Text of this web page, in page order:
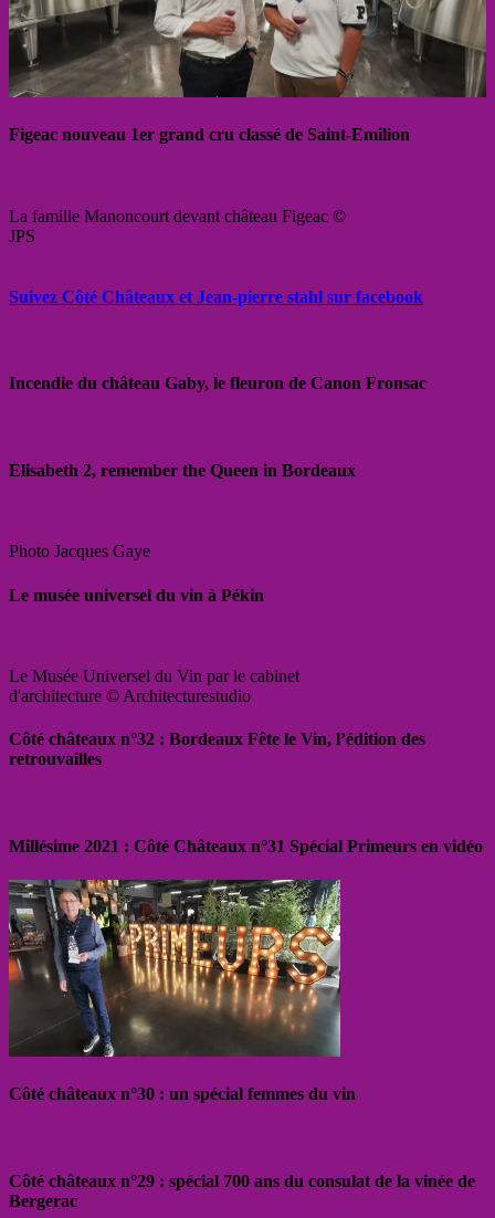
Figeac nouveau 1er grand cru classé de Saint-Emilion
La famille Manoncourt devant château Figeac ©
JPS
Suivez Côté Châteaux et Jean-pierre stahl sur facebook
Incendie du château Gaby, le fleuron de Canon Fronsac
Elisabeth 2, remember the Queen in Bordeaux
Photo Jacques Gaye
Le musée universel du vin à Pékin
Le Musée Universel du Vin par le cabinet
d'architecture © Architecturestudio
Côté châteaux n°32 : Bordeaux Fête le Vin, l’édition des
retrouvailles
Millésime 2021 : Côté Châteaux n°31 Spécial Primeurs en vidéo
Côté châteaux n°30 : un spécial femmes du vin
Côté châteaux n°29 : spécial 700 ans du consulat de la vinée de
Bergerac